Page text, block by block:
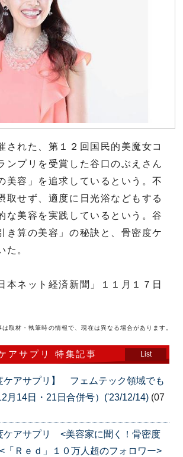
れた、第１２回国民的美魔女コ
ンプリを受賞した谷口のぶえさん
美容」を追求しているという。不
取せず、適度に日光浴などもする
な美容を実践しているという。谷
き算の美容」の秘訣と、骨密度ケ
た。
本ネット経済新聞」１１月１７日
は取材・執筆時の情報で、現在は異なる場合があります。
アサプリ 特集記事 List
ケアサプリ】 フェムテック領域でも
月14日・21日合併号）('23/12/14) (07
ケアサプリ <美容家に聞く！骨密度
Ｒｅｄ」１０万人超のフォロワー>